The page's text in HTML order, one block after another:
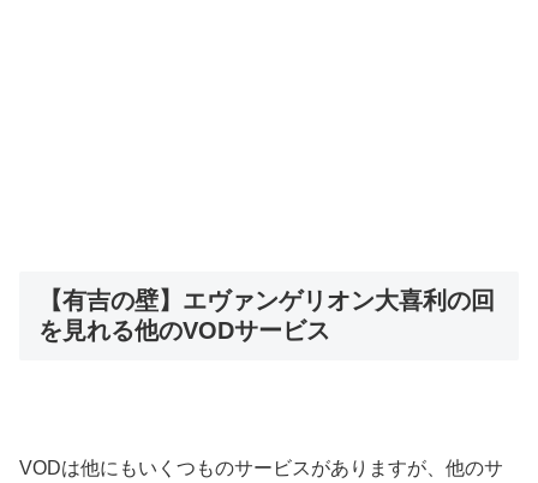
【有吉の壁】エヴァンゲリオン大喜利の回
を見れる他のVODサービス
VODは他にもいくつものサービスがありますが、他のサ